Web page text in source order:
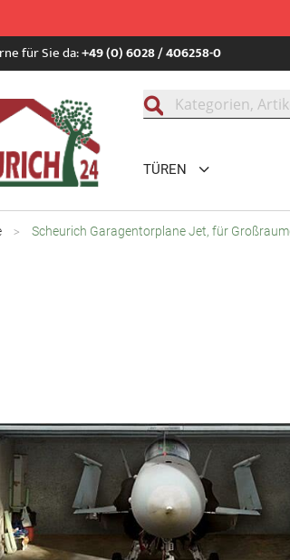
für Sie da:+49 (0) 6028 / 406258-0
TÜREN
Scheurich Garagentorplane Jet, für